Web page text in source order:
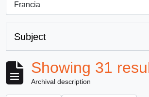
Francia
, 2 results
Subject
Showing 31
Archival description